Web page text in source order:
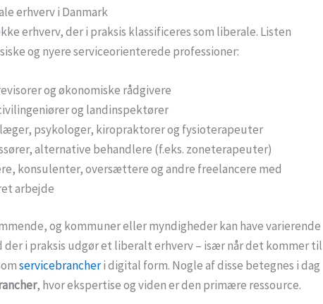
erhverv i Danmark
erhverv, der i praksis klassificeres som liberale. Listen
og nyere serviceorienterede professioner:
og økonomiske rådgivere
og landinspektører
psykologer, kiropraktorer og fysioterapeuter
alternative behandlere (f.eks. zoneterapeuter)
konsulenter, oversættere og andre freelancere med
arbejde
og kommuner eller myndigheder kan have varierende
der i praksis udgør et liberalt erhverv – især når det kommer til
servicebrancheri digital form. Nogle af disse betegnes i dag
, hvor ekspertise og viden er den primære ressource.